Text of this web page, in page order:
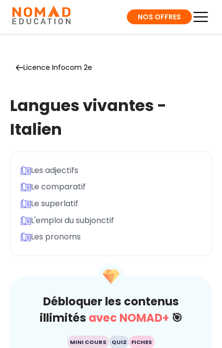
NOS OFFRES
Licence Infocom 2e
Langues vivantes -
Italien
Les adjectifs
Le comparatif
Le superlatif
L'emploi du subjonctif
Les pronoms
Débloquer les contenus
illimités avec NOMAD+ 🎯
MINI COURS QUIZ FICHES